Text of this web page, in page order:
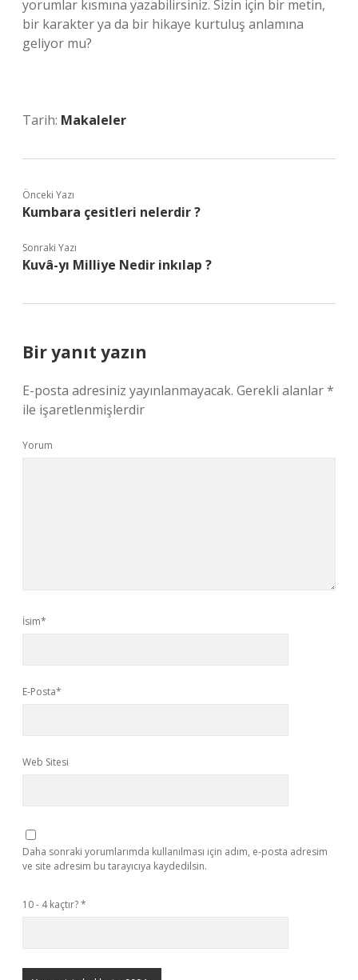
yorumlar kısmına yazabilirsiniz. Sizin için bir metin,
bir karakter ya da bir hikaye kurtuluş anlamına
geliyor mu?
Tarih: Makaleler
Önceki Yazı
Kumbara çesitleri nelerdir ?
Sonraki Yazı
Kuvâ-yı Milliye Nedir inkılap ?
Bir yanıt yazın
E-posta adresiniz yayınlanmayacak. Gerekli alanlar*
ile işaretlenmişlerdir
Yorum
İsim*
E-Posta*
Web Sitesi
Daha sonraki yorumlarımda kullanılması için adım, e-posta adresim
ve site adresim bu tarayıcıya kaydedilsin.
10 - 4 kaçtır?*